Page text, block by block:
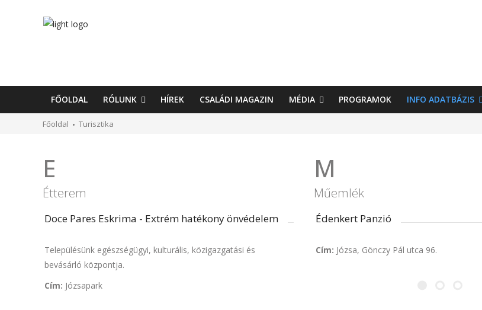
FŐOLDAL RÓLUNK HÍREK CSALÁDI MAGAZIN MÉDIA PROGRAMOK INFO ADATBÁZIS
Főoldal Turisztika
E
Étterem
Doce Pares Eskrima - Extrém hatékony önvédelem
Településünk egészségügyi, kulturális, közigazgatási és
bevásárló központja.
Cím: Józsapark
M
Műemlék
Édenkert Panzió
Cím: Józsa, Gönczy Pál utca 96.